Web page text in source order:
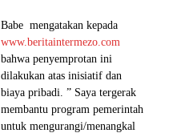
Babe mengatakan kepada
www.beritaintermezo.com
bahwa penyemprotan ini
dilakukan atas inisiatif dan
biaya pribadi. ” Saya tergerak
membantu program pemerintah
untuk mengurangi/menangkal